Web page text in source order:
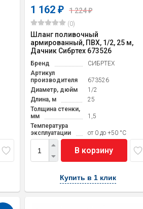
1 162 ₽ 1 224₽
(0)
Шланг поливочный
армированный, ПВХ, 1/2, 25 м,
Дачник Сибртех 673526
Бренд
СИБРТЕХ
Артикул
производителя
673526
Диаметр, дюйм
1/2
Длина, м
25
Толщина стенки,
мм
1,5
Температура
эксплуатации
от 0 до +50 °С
В корзину
Купить в 1 клик